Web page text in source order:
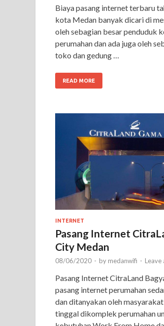
Biaya pasang internet terbaru
kota Medan banyak dicari di
oleh sebagian besar penduduk
perumahan dan ada juga oleh
toko dan gedung …
READ MORE
INTERNET
Pasang Internet
City Medan
08/06/2020 - by medanwifi - Leave
Pasang Internet CitraLand
pasang internet perumahan
dan ditanyakan oleh
tinggal dikomplek perumahan